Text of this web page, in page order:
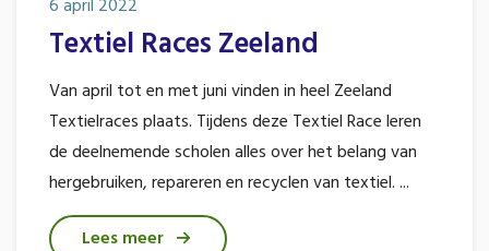
6 april 2022
Textiel Races Zeeland
Van april tot en met juni vinden in heel Zeeland
Textielraces plaats. Tijdens deze Textiel Race leren
de deelnemende scholen alles over het belang van
hergebruiken, repareren en recyclen van textiel. ...
Lees meer